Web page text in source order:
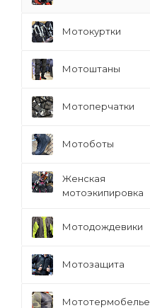
Мотокуртки
Мотоштаны
Мотоперчатки
Мотоботы
Женская
мотоэкипировка
Мотодождевики
Мотозащита
Мототермобелье